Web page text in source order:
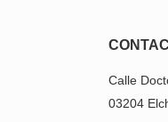
Calle
03204